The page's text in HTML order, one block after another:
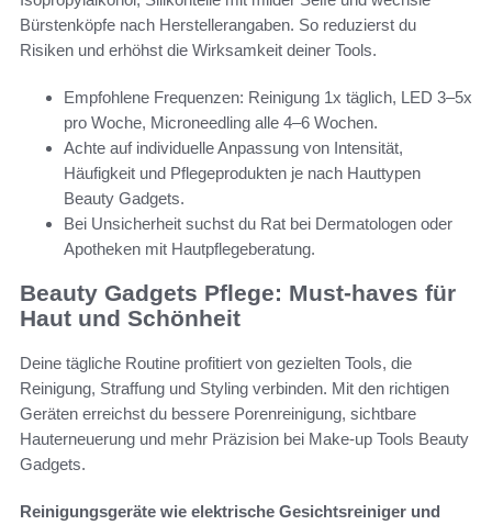
Bürstenköpfe nach Herstellerangaben. So reduzierst du
Risiken und erhöhst die Wirksamkeit deiner Tools.
Empfohlene Frequenzen: Reinigung 1x täglich, LED 3–5x
pro Woche, Microneedling alle 4–6 Wochen.
Achte auf individuelle Anpassung von Intensität,
Häufigkeit und Pflegeprodukten je nach Hauttypen
Beauty Gadgets.
Bei Unsicherheit suchst du Rat bei Dermatologen oder
Apotheken mit Hautpflegeberatung.
Beauty Gadgets Pflege: Must-haves für
Haut und Schönheit
Deine tägliche Routine profitiert von gezielten Tools, die
Reinigung, Straffung und Styling verbinden. Mit den richtigen
Geräten erreichst du bessere Porenreinigung, sichtbare
Hauterneuerung und mehr Präzision bei Make-up Tools Beauty
Gadgets.
Reinigungsgeräte wie elektrische Gesichtsreiniger und